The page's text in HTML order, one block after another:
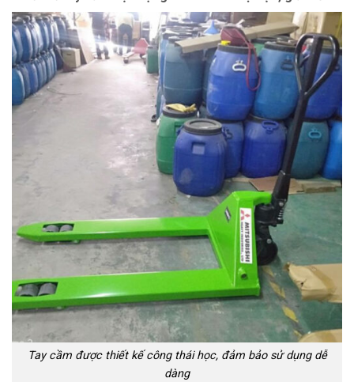
Tay cầm được thiết kế công thái học, đảm bảo sử dụng dễ
dàng